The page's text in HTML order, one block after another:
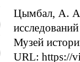
Цымбал, А. А.
Музей
URL: https://